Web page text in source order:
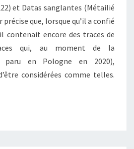
et Datas sanglantes (Métailié
précise que, lorsque qu’il a confié
contenait encore des traces de
qui, au moment de la
paru en Pologne en 2020),
considérées comme telles.